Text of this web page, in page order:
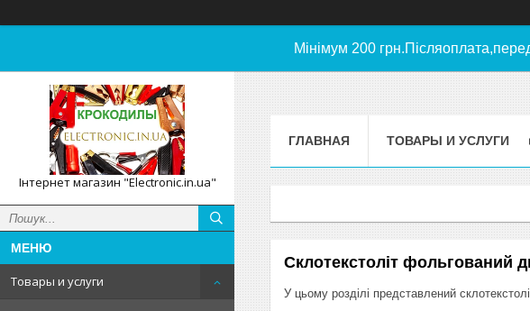
Мінімум 200
Інтернет магазин "Electronic.in.ua"
Товары и услуги
ГЛАВНАЯ ТОВАРЫ И УСЛУГИ
Склотекстоліт фольгований
У цьому розділі представлений